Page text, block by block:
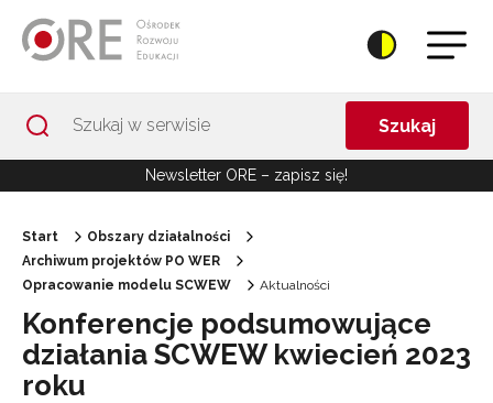
Szukaj
Newsletter ORE – zapisz się!
Start
Obszary działalności
Archiwum projektów PO WER
Opracowanie modelu SCWEW
Aktualności
Konferencje podsumowujące
działania SCWEW kwiecień 2023
roku